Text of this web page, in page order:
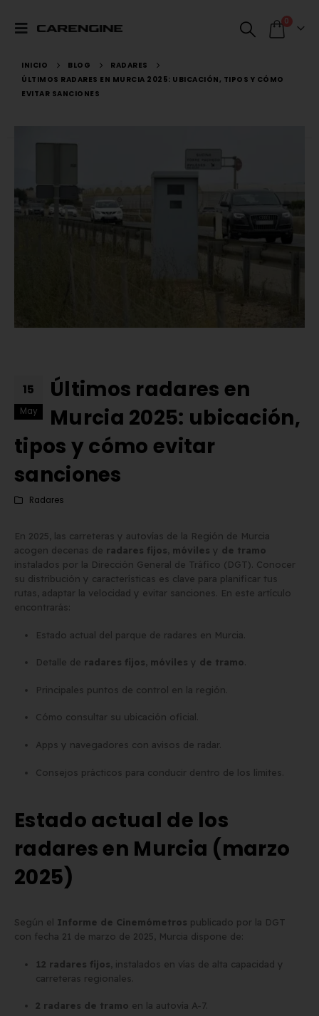
0
INICIO BLOG
RADARES
ÚLTIMOS RADARES EN MURCIA 2025: UBICACIÓN, TIPOS Y CÓMO
EVITAR SANCIONES
15
May
Últimos radares en
Murcia 2025: ubicación,
tipos y cómo evitar
sanciones
Radares
En 2025, las carreteras y autovías de la Región de Murcia
acogen decenas de radares fijos móviles y de tramo
instalados por la Dirección General de Tráfico (DGT). Conocer
su distribución y características es clave para planificar tus
rutas, adaptar la velocidad y evitar sanciones. En este artículo
encontrarás:
Estado actual del parque de radares en Murcia.
Detalle de radares fijos, móviles y de tramo
Principales puntos de control en la región.
Cómo consultar su ubicación oficial.
Apps y navegadores con avisos de radar.
Consejos prácticos para conducir dentro de los límites.
Estado actual de los
radares en Murcia (marzo
2025)
Según el Informe de Cinemómetros publicado por la DGT
con fecha 21 de marzo de 2025, Murcia dispone de:
12 radares fijos , instalados en vías de alta capacidad y
carreteras regionales.
2 radares de tramo en la autovía A-7.
Matrícula Acrílica para
Ciclomotor y Patinete:
mayo de 2026
Matrícula para Patinete
Eléctrico: Normativa y Dónde
mayo de 2026
Comprar matrículas a
proveedores vs. Instalar
2 de junio de 2026
homologación de
el BOE)